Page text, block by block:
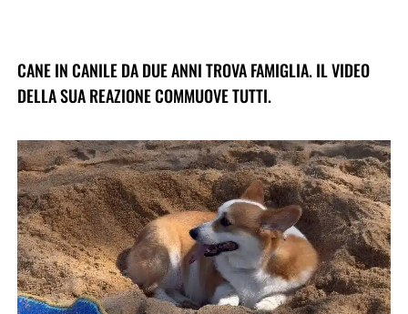
CANE IN CANILE DA DUE ANNI TROVA FAMIGLIA. IL VIDEO
DELLA SUA REAZIONE COMMUOVE TUTTI.